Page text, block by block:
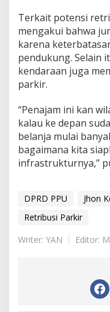
Terkait potensi
mengakui bahwa
karena
pendukung. Selain
kendaraan juga
parkir.
“Penajam ini kan
kalau ke depan
belanja mulai
bagaimana kita
infrastrukturnya,”
DPRD PPU Jhon
Retribusi Parkir
Writer: YAN
Editor: